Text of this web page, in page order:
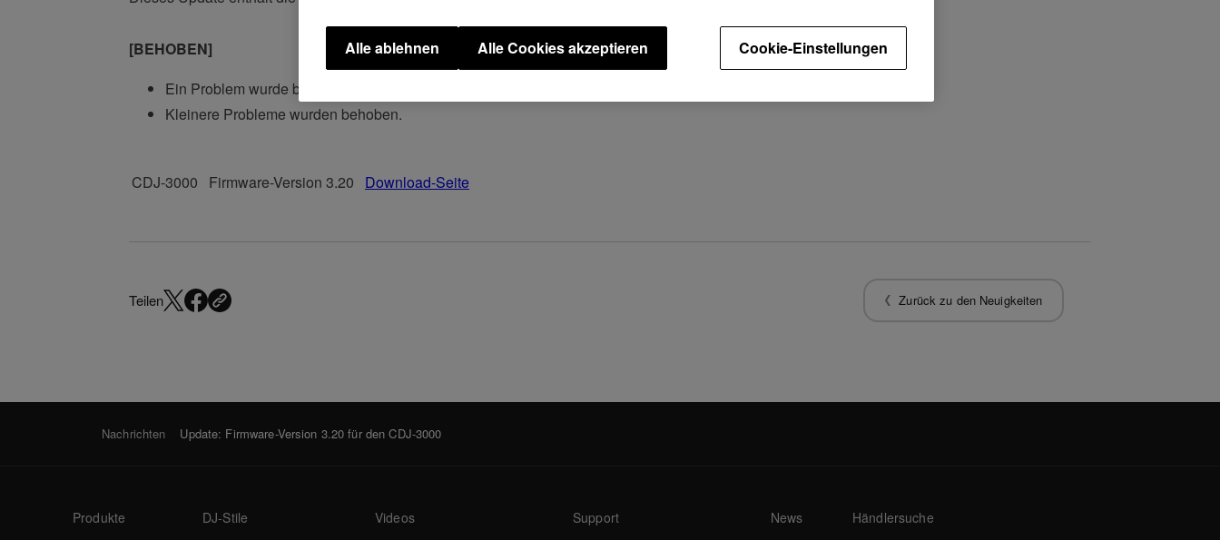
[BEHOBEN]
Ein Problem wurde behoben, das bei Verwendung mit dem DJM-2000NXS eine PRO DJ LINK-Verbindung verhinderte.
Kleinere Probleme wurden behoben.
CDJ-3000 Firmware-Version 3.20 Download-Seite
Teilen Zurück zu den Neuigkeiten
Nachrichten Update: Firmware-Version 3.20 für den CDJ-3000
Produkte DJ-Stile Videos Support News
Händlersuche
Cookie-Einstellungen
Alle ablehnen Alle Cookies akzeptieren